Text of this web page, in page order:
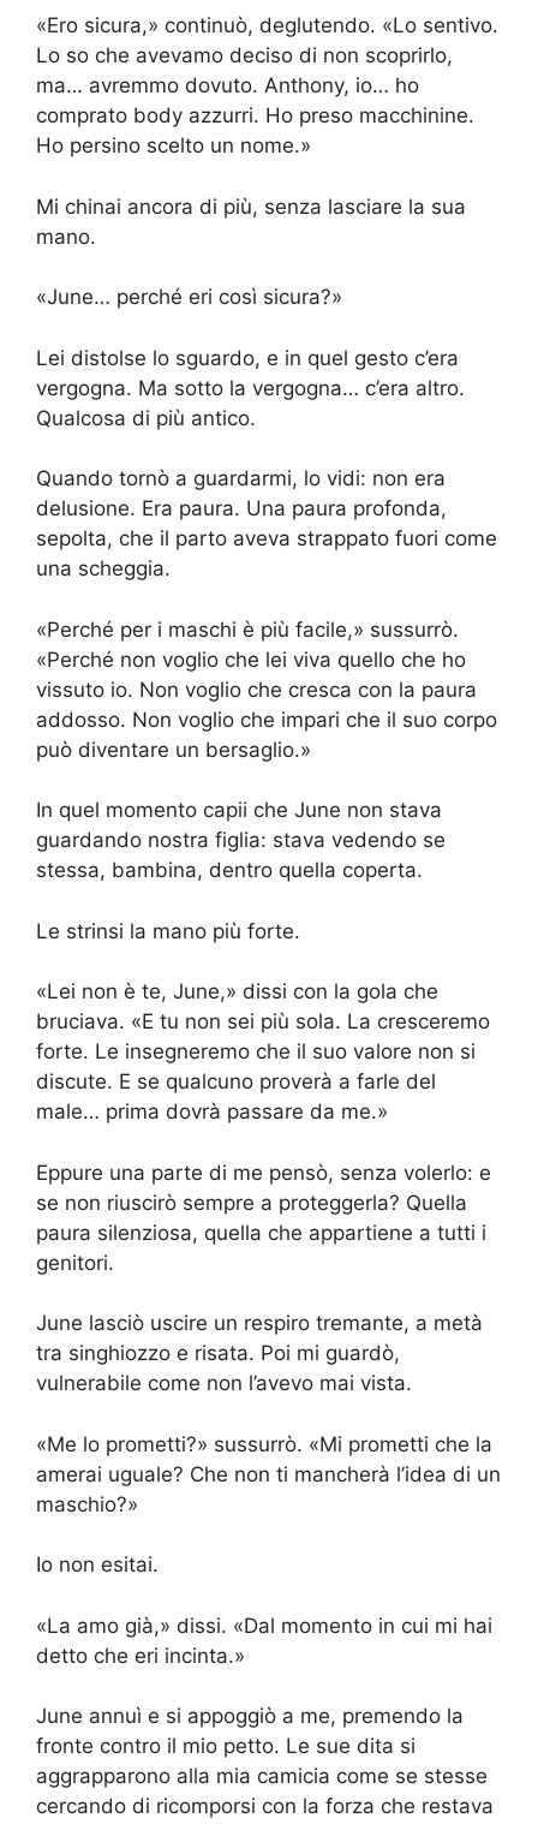
«Ero sicura,» continuò, deglutendo. «Lo sentivo.
Lo so che avevamo deciso di non scoprirlo,
ma… avremmo dovuto. Anthony, io… ho
comprato body azzurri. Ho preso macchinine.
Ho persino scelto un nome.»
Mi chinai ancora di più, senza lasciare la sua
mano.
«June… perché eri così sicura?»
Lei distolse lo sguardo, e in quel gesto c’era
vergogna. Ma sotto la vergogna… c’era altro.
Qualcosa di più antico.
Quando tornò a guardarmi, lo vidi: non era
delusione. Era paura. Una paura profonda,
sepolta, che il parto aveva strappato fuori come
una scheggia.
«Perché per i maschi è più facile,» sussurrò.
«Perché non voglio che lei viva quello che ho
vissuto io. Non voglio che cresca con la paura
addosso. Non voglio che impari che il suo corpo
può diventare un bersaglio.»
In quel momento capii che June non stava
guardando nostra figlia: stava vedendo se
stessa, bambina, dentro quella coperta.
Le strinsi la mano più forte.
«Lei non è te, June,» dissi con la gola che
bruciava. «E tu non sei più sola. La cresceremo
forte. Le insegneremo che il suo valore non si
discute. E se qualcuno proverà a farle del
male… prima dovrà passare da me.»
Eppure una parte di me pensò, senza volerlo: e
se non riuscirò sempre a proteggerla? Quella
paura silenziosa, quella che appartiene a tutti i
genitori.
June lasciò uscire un respiro tremante, a metà
tra singhiozzo e risata. Poi mi guardò,
vulnerabile come non l’avevo mai vista.
«Me lo prometti?» sussurrò. «Mi prometti che la
amerai uguale? Che non ti mancherà l’idea di un
maschio?»
Io non esitai.
«La amo già,» dissi. «Dal momento in cui mi hai
detto che eri incinta.»
June annuì e si appoggiò a me, premendo la
fronte contro il mio petto. Le sue dita si
aggrapparono alla mia camicia come se stesse
cercando di ricomporsi con la forza che restava